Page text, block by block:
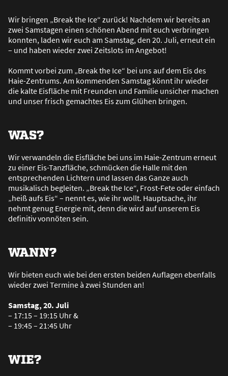
Wir bringen „Break the Ice“ zurück! Nachdem wir bereits an
zwei Samstagen einen schönen Abend mit euch verbringen
konnten, laden wir euch am Samstag, den 20. Juli, erneut ein
– und haben wieder zwei Zeitslots im Angebot!
Kommt vorbei zum „Break the Ice“ bei uns auf dem Eis des
Haie-Zentrums. Am kommenden Samstag könnt ihr wieder
die kalte Eisfläche mit Freunden und Familie unsicher machen
und unser frisch gemachtes Eis zum Glühen bringen.
WAS?
Wir verwandeln die Eisfläche bei uns im Haie-Zentrum erneut
zu einer Eis-Tanzfläche, schmücken die Halle mit den
entsprechenden Lichtern und lassen das Ganze auch
musikalisch begleiten. „Break the Ice“, Frost-Fete oder einfach
„heißaufs Eis“ – nennt es, wie ihr wollt. Hauptsache, ihr
nehmt genug Energie mit, denn die wird auf unserem Eis
definitiv vonnöten sein.
WANN?
Wir bieten euch wie bei den ersten beiden Auflagen ebenfalls
wieder zwei Termine à zwei Stunden an!
Samstag, 20. Juli
– 17:15 – 19:15 Uhr &
– 19:45 – 21:45 Uhr
WIE?